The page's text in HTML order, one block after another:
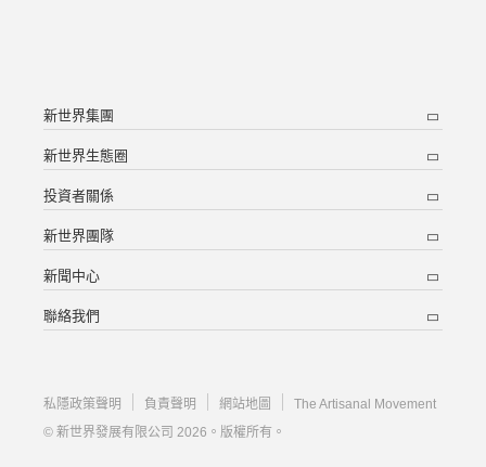
新世界集團
新世界生態圈
投資者關係
新世界團隊
新聞中心
聯絡我們
私隱政策聲明 負責聲明 網站地圖
The Artisanal Movement
© 新世界發展有限公司 2026。版權所有。